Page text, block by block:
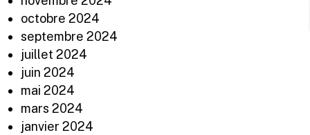
octobre 2024
septembre 2024
juillet 2024
juin 2024
mai 2024
mars 2024
janvier 2024